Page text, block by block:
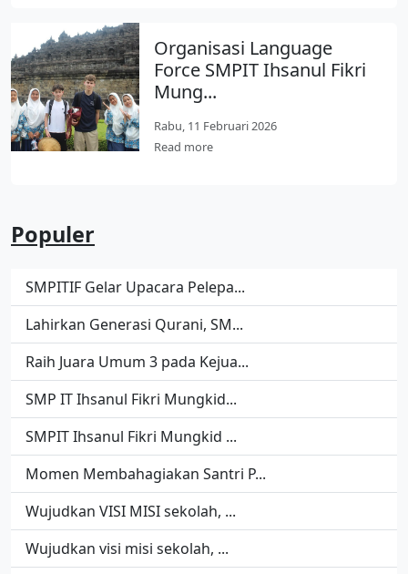
Organisasi Language
Force SMPIT Ihsanul Fikri
Mung...
Rabu, 11 Februari 2026
Read more
Populer
SMPITIF Gelar Upacara Pelepa...
Lahirkan Generasi Qurani, SM...
Raih Juara Umum 3 pada Kejua...
SMP IT Ihsanul Fikri Mungkid...
SMPIT Ihsanul Fikri Mungkid ...
Momen Membahagiakan Santri P...
Wujudkan VISI MISI sekolah, ...
Wujudkan visi misi sekolah, ...